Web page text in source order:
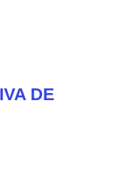
DE